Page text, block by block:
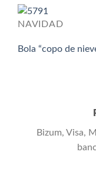
NAVIDAD
Bola “copo de
Bizum, Visa,